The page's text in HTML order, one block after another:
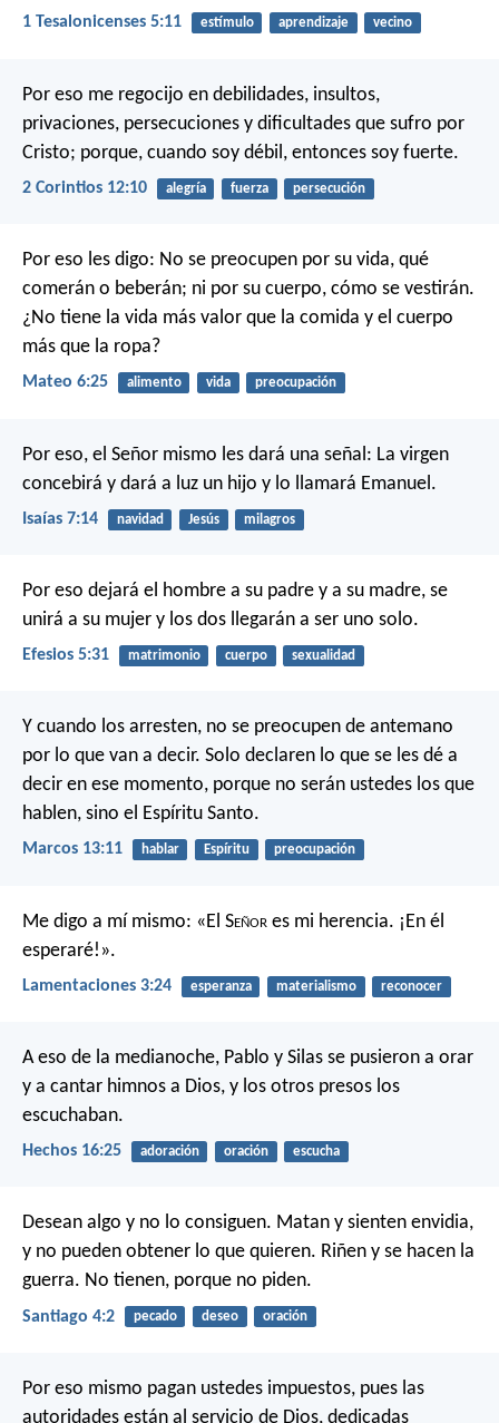
1 Tesalonicenses 5:11 estímulo aprendizaje vecino
Por eso me regocijo en debilidades, insultos,
privaciones, persecuciones y dificultades que sufro por
Cristo; porque, cuando soy débil, entonces soy fuerte.
2 Corintios 12:10 alegría fuerza persecución
Por eso les digo: No se preocupen por su vida, qué
comerán o beberán; ni por su cuerpo, cómo se vestirán.
¿No tiene la vida más valor que la comida y el cuerpo
más que la ropa?
Mateo 6:25 alimento vida preocupación
Por eso, el Señor mismo les dará una señal: La virgen
concebirá y dará a luz un hijo y lo llamará Emanuel.
Isaías 7:14 navidad Jesús milagros
Por eso dejará el hombre a su padre y a su madre, se
unirá a su mujer y los dos llegarán a ser uno solo.
Efesios 5:31 matrimonio cuerpo sexualidad
Y cuando los arresten, no se preocupen de antemano
por lo que van a decir. Solo declaren lo que se les dé a
decir en ese momento, porque no serán ustedes los que
hablen, sino el Espíritu Santo.
Marcos 13:11 hablar Espíritu preocupación
Me digo a mí mismo: «El Señor es mi herencia. ¡En él
esperaré!».
Lamentaciones 3:24 esperanza materialismo reconocer
A eso de la medianoche, Pablo y Silas se pusieron a orar
y a cantar himnos a Dios, y los otros presos los
escuchaban.
Hechos 16:25 adoración oración escucha
Desean algo y no lo consiguen. Matan y sienten envidia,
y no pueden obtener lo que quieren. Riñen y se hacen la
guerra. No tienen, porque no piden.
Santiago 4:2 pecado deseo oración
Por eso mismo pagan ustedes impuestos, pues las
autoridades están al servicio de Dios, dedicadas